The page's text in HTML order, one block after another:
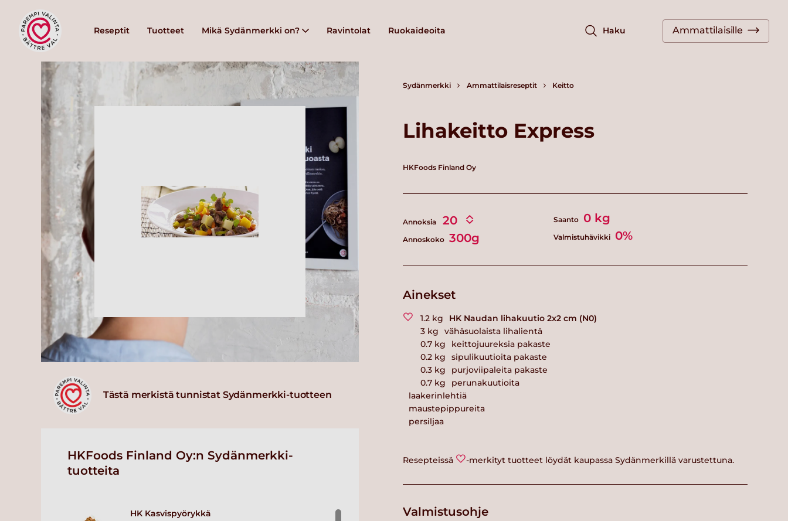
Reseptit Tuotteet Mikä Sydänmerkki on? Ravintolat Ruokaideoita Haku Ammattilaisille
Sydänmerkki Ammattilaisreseptit Keitto
Lihakeitto Express
HKFoods Finland Oy
Annoksia
Annoskoko 300g
Saanto 0 kg
Valmistuhävikki 0%
Ainekset
1.2 kg
HK Naudan lihakuutio 2x2 cm (N0)
3 kg
vähäsuolaista lihalientä
0.7 kg
keittojuureksia pakaste
0.2 kg
sipulikuutioita pakaste
0.3 kg
purjoviipaleita pakaste
0.7 kg
perunakuutioita
laakerinlehtiä
maustepippureita
persiljaa
Resepteissä -merkityt tuotteet löydät kaupassa Sydänmerkillä varustettuna.
Valmistusohje
Tästä merkistä tunnistat Sydänmerkki-tuotteen
HKFoods Finland Oy:n Sydänmerkki-
tuotteita
HK Kasvispyörykkä